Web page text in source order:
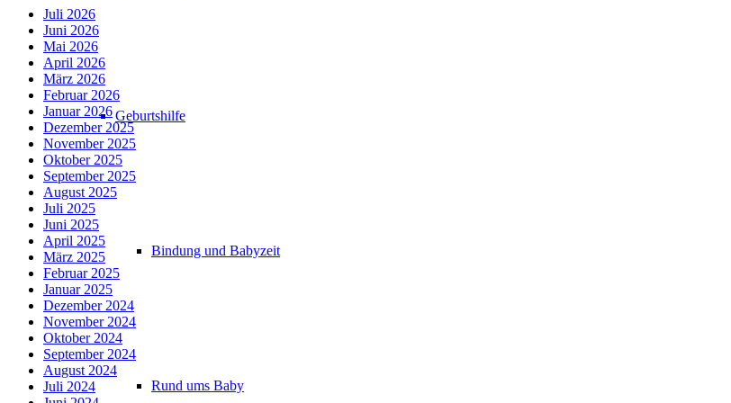
Geburtshilfe
Bindung und Babyzeit
Rund ums Baby
Juli 2026
Juni 2026
Mai 2026
April 2026
März 2026
Februar 2026
Januar 2026
Dezember 2025
November 2025
Oktober 2025
September 2025
August 2025
Juli 2025
Juni 2025
April 2025
März 2025
Februar 2025
Januar 2025
Dezember 2024
November 2024
Oktober 2024
September 2024
August 2024
Juli 2024